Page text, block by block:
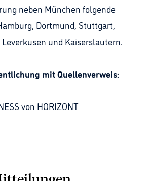
neben München folgende
Dortmund, Stuttgart,
und Kaiserslautern.
mit Quellenverweis:
von HORIZONT